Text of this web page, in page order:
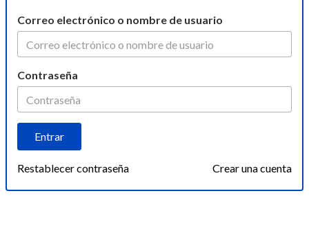
Correo electrónico o nombre de usuario
Contraseña
Restablecer contraseña Crear una cuenta